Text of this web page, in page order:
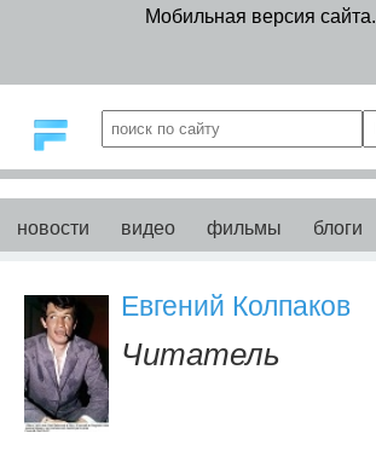
Мобильная версия сайта.
новости видео фильмы блоги
Евгений Колпаков
Читатель